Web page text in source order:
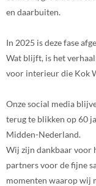
en daarbuiten.
In 2025 is deze fase
Wat blijft, is het
voor interieur die Kok
Onze social media
terug te blikken op 60
Midden-Nederland.
Wij zijn dankbaar voor
partners voor de fijne
momenten waarop wij